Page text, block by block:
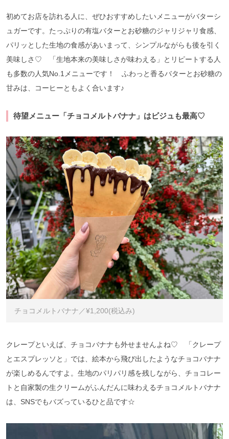
初めてお店を訪れる人に、ぜひおすすめしたいメニューがバターシ
ュガーです。たっぷりの有塩バターとお砂糖のジャリジャリ食感、
パリッとした生地の食感があいまって、シンプルながらも後を引く
美味しさ♡ 「生地本来の美味しさが味わえる」とリピートする人
も多数の人気No.1メニューです！ ふわっと香るバターとお砂糖の
甘みは、コーヒーともよく合います♪
待望メニュー「チョコメルトバナナ」はビジュも最高♡
チョコメルトバナナ／¥1,200(税込み)
クレープといえば、チョコバナナも外せませんよね♡ 「クレープ
とエスプレッソと」では、絵本から飛び出したようなチョコバナナ
が楽しめるんですよ。生地のパリパリ感を残しながら、チョコレー
トと自家製の生クリームがふんだんに味わえるチョコメルトバナナ
は、SNSでもバズっているひと品です☆